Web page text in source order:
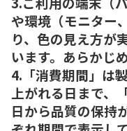
や環境（モニター
り、色の見え方が
います。あらかじ
4.「消費期間」は
上がれる日まで、
日から品質の保持